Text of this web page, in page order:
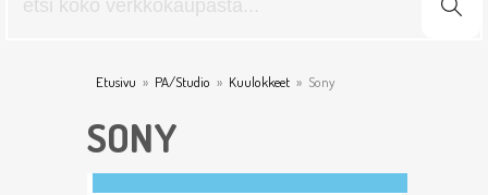
Etusivu » PA/Studio » Kuulokkeet » Sony
SONY